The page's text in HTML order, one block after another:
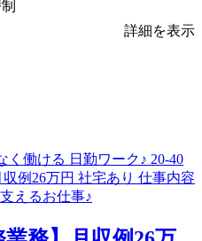
詳細を表示